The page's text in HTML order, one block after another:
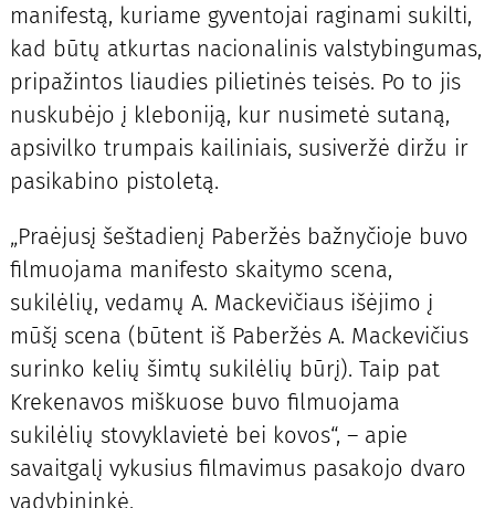
manifestą, kuriame gyventojai raginami sukilti,
kad būtų atkurtas nacionalinis valstybingumas,
pripažintos liaudies pilietinės teisės. Po to jis
nuskubėjo į kleboniją, kur nusimetė sutaną,
apsivilko trumpais kailiniais, susiveržė diržu ir
pasikabino pistoletą.
„Praėjusį šeštadienį Paberžės bažnyčioje buvo
filmuojama manifesto skaitymo scena,
sukilėlių, vedamų A. Mackevičiaus išėjimo į
mūšį scena (būtent iš Paberžės A. Mackevičius
surinko kelių šimtų sukilėlių būrį). Taip pat
Krekenavos miškuose buvo filmuojama
sukilėlių stovyklavietė bei kovos“, – apie
savaitgalį vykusius filmavimus pasakojo dvaro
vadybininkė.